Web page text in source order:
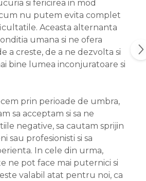
si fericirea in mod
nu putem evita complet
Aceasta alternanta
umana si ne ofera
a creste, de a ne dezvolta si
bine lumea inconjuratoare si
prin perioade de umbra,
sa acceptam si sa ne
negative, sa cautam sprijin
sau profesionisti si sa
In cele din urma,
ne pot face mai puternici si
valabil atat pentru noi, ca